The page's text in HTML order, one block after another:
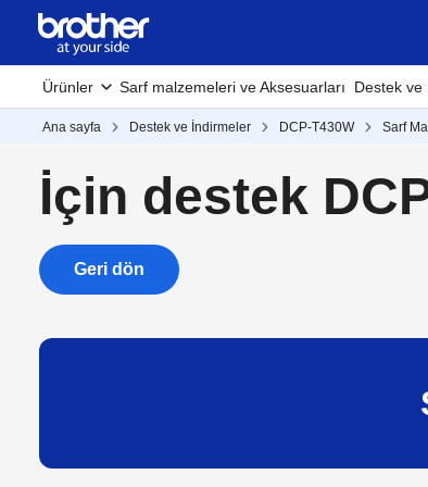
Ürünler Sarf malzemeleri ve Aksesuarları Destek ve
Ana sayfa Destek ve İndirmeler DCP-T430W Sarf
İçin destek
Geri dön